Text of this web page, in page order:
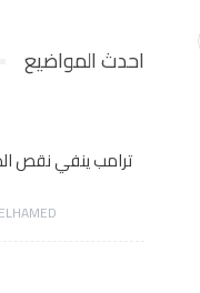
احدث المواضيع
ترامب ينفي نقص